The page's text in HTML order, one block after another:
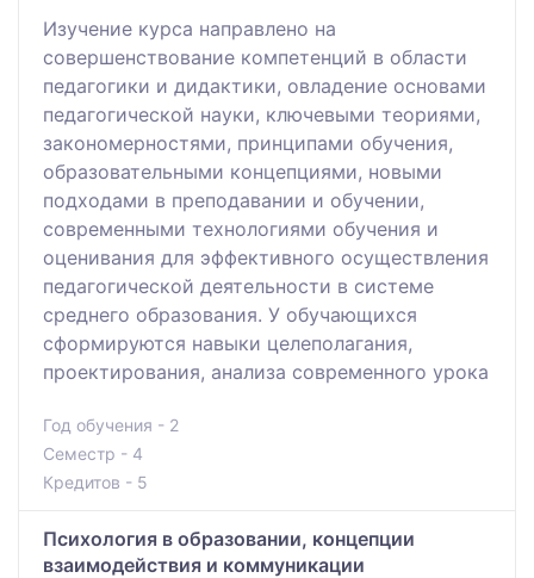
Изучение курса направлено на
совершенствование компетенций в области
педагогики и дидактики, овладение основами
педагогической науки, ключевыми теориями,
закономерностями, принципами обучения,
образовательными концепциями, новыми
подходами в преподавании и обучении,
современными технологиями обучения и
оценивания для эффективного осуществления
педагогической деятельности в системе
среднего образования. У обучающихся
сформируются навыки целеполагания,
проектирования, анализа современного урока
Год обучения - 2
Семестр - 4
Кредитов - 5
Психология в образовании, концепции
взаимодействия и коммуникации